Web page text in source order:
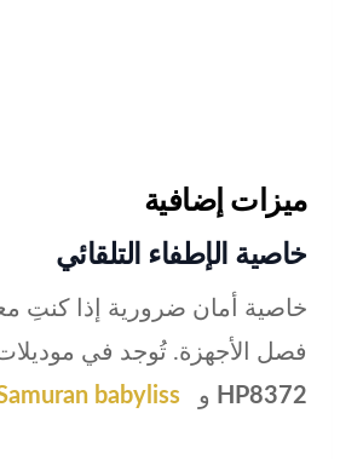
ميزات إضافية
خاصية الإطفاء التلقائي
خاصية أمان ضرورية إذا كنتِ
فصل الأجهزة. تُوجد في
HP8372 و babyliss